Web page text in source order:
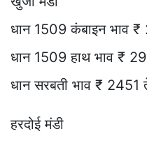
धान 1509 कंबाइन भाव ₹
धान 1509 हाथ भाव ₹
धान सरबती भाव ₹ 2451
हरदोई मंडी